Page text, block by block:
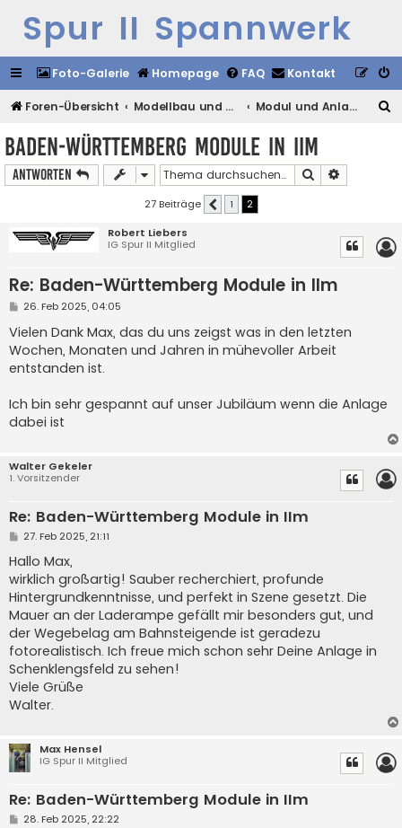
Spur II Spannwerk
Foto-Galerie Homepage FAQ Kontakt
Foren-Übersicht Modellbau und Vorbild Modul und Anlagenbau
Baden-Württemberg Module in IIm
Antworten Suche
27 Beiträge Vorherige
1
2
Robert Liebers
IG Spur II Mitglied
Re: Baden-Württemberg Module in IIm
B
i
t
r
a
g
26. Feb 2025, 04:05
Vielen Dank Max, das du uns zeigst was in den letzten
Wochen, Monaten und Jahren in mühevoller Arbeit
entstanden ist.
Ich bin sehr gespannt auf unser Jubiläum wenn die Anlage
dabei ist
Walter Gekeler
1. Vorsitzender
Re: Baden-Württemberg Module in IIm
B
i
t
r
a
g
27. Feb 2025, 21:11
Hallo Max,
wirklich großartig! Sauber recherchiert, profunde
Hintergrundkenntnisse, und perfekt in Szene gesetzt. Die
Mauer an der Laderampe gefällt mir besonders gut, und
der Wegebelag am Bahnsteigende ist geradezu
fotorealistisch. Ich freue mich schon sehr Deine Anlage in
Schenklengsfeld zu sehen!
Viele Grüße
Walter.
Max Hensel
IG Spur II Mitglied
Re: Baden-Württemberg Module in IIm
B28. Feb 2025, 22:22